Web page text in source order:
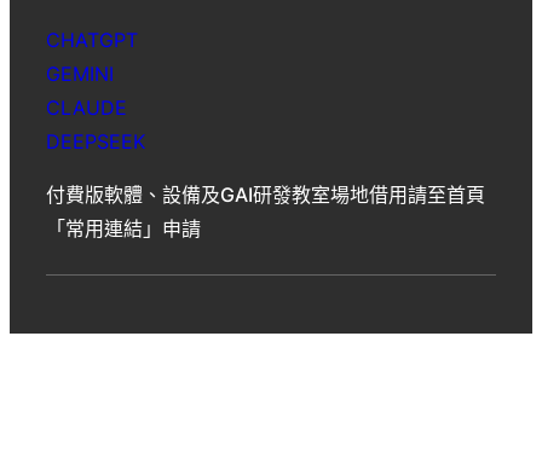
CHATGPT
GEMINI
CLAUDE
DEEPSEEK
付費版軟體、設備及GAI研發教室場地借用請至首頁
「常用連結」申請